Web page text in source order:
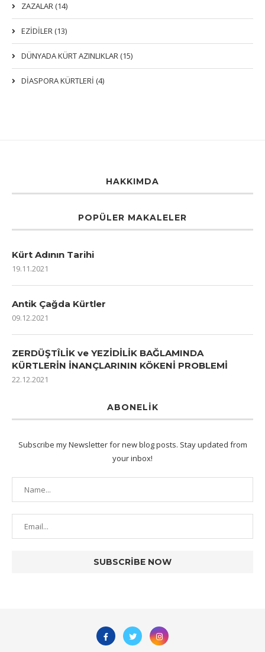
ZAZALAR (14)
EZIDILER (13)
DÜNYADA KÜRT AZINLIKLAR (15)
DİASPORA KÜRTLERİ (4)
HAKKIMDA
POPÜLER MAKALELER
Kürt Adının Tarihi
19.11.2021
Antik Çağda Kürtler
09.12.2021
ZERDÜŞTÎLİK ve YEZİDİLİK BAĞLAMINDA
KÜRTLERİN İNANÇLARININ KÖKENİ PROBLEMİ
22.12.2021
ABONELIK
Subscribe my Newsletter for new blog posts. Stay updated from
your inbox!